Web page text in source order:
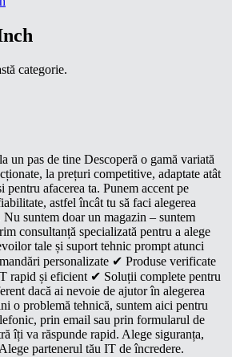
categorie.
un pas de tine Descoperă o gamă variată
la prețuri competitive, adaptate atât
pentru afacerea ta. Punem accent pe
astfel încât tu să faci alegerea
suntem doar un magazin – suntem
consultanță specializată pentru a alege
tale și suport tehnic prompt atunci
personalizate ✔ Produse verificate
rapid și eficient ✔ Soluții complete pentru
dacă ai nevoie de ajutor în alegerea
o problemă tehnică, suntem aici pentru
prin email sau prin formularul de
îți va răspunde rapid. Alege siguranța,
partenerul tău IT de încredere.